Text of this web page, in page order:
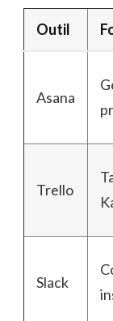
Outil
Asana
Trello
Slack